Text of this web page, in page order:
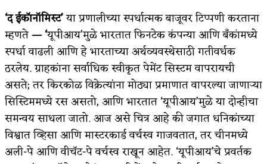
‘द ईकॉनॉमिस्ट’या प्रणालीच्या स्पर्धात्मक बाजूवर टिप्पणी करताना
म्हणते— ‘यूपीआय’मुळे भारतात फिनटेक कंपन्या आणि बँकांमध्ये
स्पर्धा वाढली आणि हे भारताच्या अर्थव्यवस्थेसाठी गतीवर्धक
ठरलेय. ग्राहकांना सर्वाधिक स्वीकृत पेमेंट सिस्टम वापरायची
असते; तर किरकोळ विक्रेत्यांना मोठ्या प्रमाणात वापरल्या जाणाऱ्या
सिस्टिममध्ये रस असतो, आणि भारतात ‘यूपीआय’मुळे या दोन्हीचा
समन्वय साधला जातो. आज असे चित्र आहे की जगात धनिकांच्या
विश्वात व्हिसा आणि मास्टरकार्ड वर्चस्व गाजवतात, तर चीनमध्ये
अली-पे आणि वीचॅट-पे वर्चस्व राखून आहेत. ‘यूपीआय’चे प्रवर्तक